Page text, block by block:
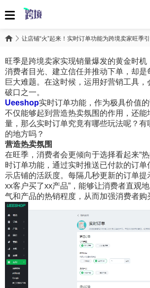
让店铺“火”起来！实时订单功能为跨境卖家旺季
旺季是跨境卖家实现销量爆发的黄金时机
消费者目光、建立信任并推动下单，却是
巨大难题。在这时候，运用好营销工具，
破口之一。
Ueeshop实时订单功能，作为极具价值
不仅能够起到营造热卖氛围的作用，还能
量，那么实时订单究竟有哪些玩法呢？有
的地方吗？
营造热卖氛围
在旺季，消费者会更倾向于选择看起来“
时订单功能，通过实时推送已付款的订单
示店铺的活跃度。每隔几秒更新的订单提
xx客户买了xx产品”，能够让消费者直观
气和产品的热销程度，从而加强消费者购